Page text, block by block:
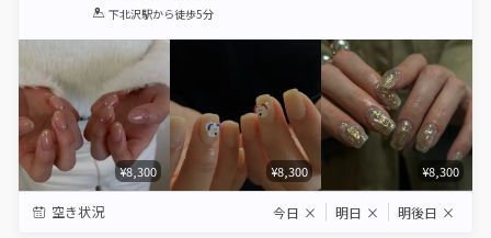
1 2 3 4 5
下北沢駅から徒歩5分
¥8,300 ¥8,300 ¥8,300
空き状況 今日 × 明日 × 明後日 ×